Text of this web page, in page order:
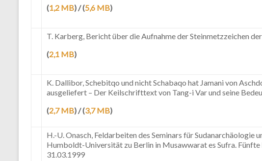
(1,2 MB) / (5,6 MB)
T. Karberg, Bericht über die Aufnahme der Steinmetzzeichen
(2,1 MB)
K. Dallibor, Schebitqo und nicht Schabaqo hat Jamani von
ausgeliefert – Der Keilschrifttext von Tang-i Var und seine
(2,7 MB) / (3,7 MB)
H.-U. Onasch, Feldarbeiten des Seminars für Sudanarchäologie
Humboldt-Universität zu Berlin in Musawwarat es Sufra. Fünfte
31.03.1999